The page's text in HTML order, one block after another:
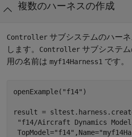
複数のハーネスの作成
Controller サブシステムのハーネ
します。 Controller サブシステ
用の名前は myf14Harness1 です。
openExample( "f14" )
result =
"f14/Aircraft Dynamics
TopModel="f14" ,Name=